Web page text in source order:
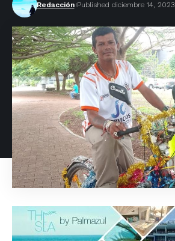
Redacción Published diciembre 14, 2023